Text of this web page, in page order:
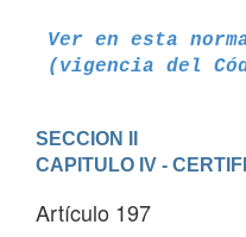
Ver en esta
(vigencia del
SECCION II
CAPITULO IV -
Artículo 197